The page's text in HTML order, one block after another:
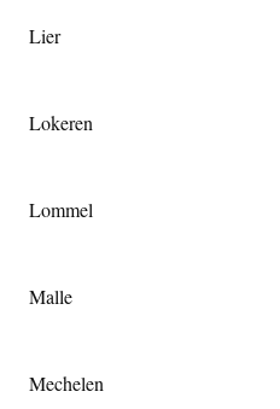
Lier
Lokeren
Lommel
Malle
Mechelen